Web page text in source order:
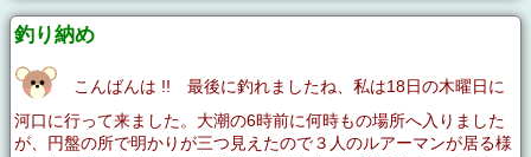
釣り納め
こんばんは !! 最後に釣れましたね、私は18日の木曜日に
河口に行って来ました。大潮の6時前に何時もの場所へ入りました
が、円盤の所で明かりが三つ見えたので３人のルアーマンが居る様